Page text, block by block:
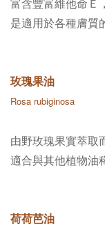
富含豐富維他命Ｅ
是適用於各種膚質
玫瑰果油
Rosa rubiginosa
由野玫瑰果實萃取
適合與其他植物油
荷荷芭油